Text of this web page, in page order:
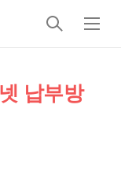
검
메
납부방